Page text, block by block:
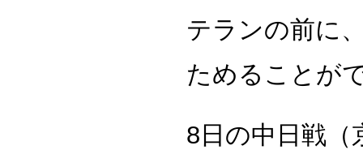
テランの前に
ためることが
8日の中日戦（